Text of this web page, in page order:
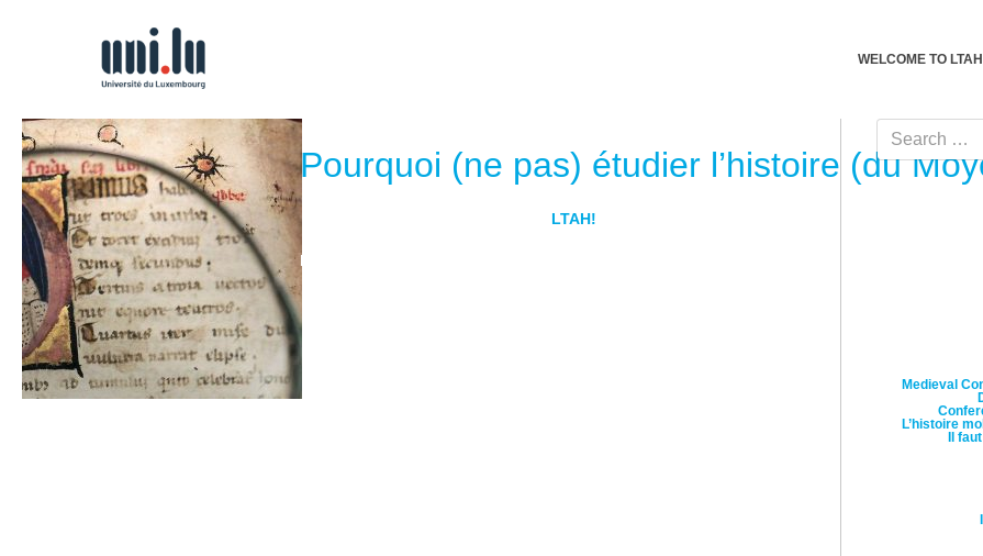
WELCOME TO
Pourquoi (ne pas) étudier l’histoire (du
LTAH!
Lors de sa quatrième session de Let’s Talk About History!, l’Institut d’histoire de
Search for:
Medieval
L’histoire
Il